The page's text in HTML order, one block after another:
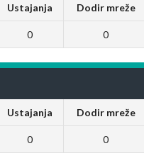
Ustajanja Dodir mreže
0 0
Ustajanja Dodir mreže
0 0